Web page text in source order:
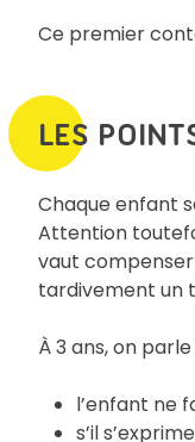
Ce premier
LES
Chaque enfant
Attention
vaut
tardivement un
À 3 ans, on
l’enfant ne
s’il